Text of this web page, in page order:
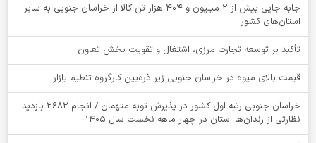
جابه جایی بیش از 2 میلیون و 404 هزار تن کالا از خراسان جنوبی به سایر
استان‌های کشور
تأکید بر توسعه تجارت مرزی، اشتغال و تقویت بخش تعاون
قیمت بالای میوه در خراسان جنوبی زیر ذره‌بین کارگروه تنظیم بازار
خراسان جنوبی رتبه اول کشور در پذیرش توبه متهمان / انجام ۲۶۸۲ بازدید
نظارتی از زندان‌ها استان در چهار ماهه نخست سال 1405